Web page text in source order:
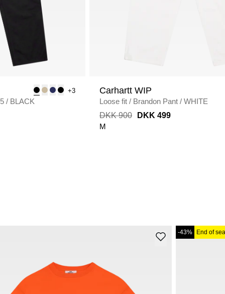
+3
/ BLACK
Carhartt WIP
Loose fit / Brandon Pant / WHITE
DKK 900
DKK 499
M
-43% End of